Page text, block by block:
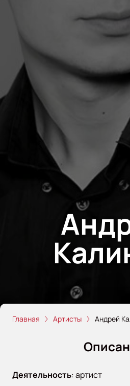
Главная Артисты Андрей
Деятельность:артист